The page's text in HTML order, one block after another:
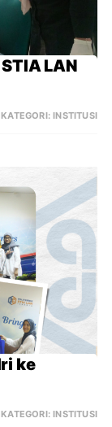
LAN
KATEGORI:INSTITUSI
ke
KATEGORI:INSTITUSI